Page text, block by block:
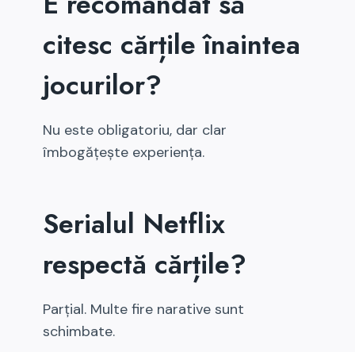
citesc cărțile înaintea
jocurilor?
Nu este obligatoriu, dar clar
îmbogățește experiența.
Serialul Netflix
respectă cărțile?
Parțial. Multe fire narative sunt
schimbate.